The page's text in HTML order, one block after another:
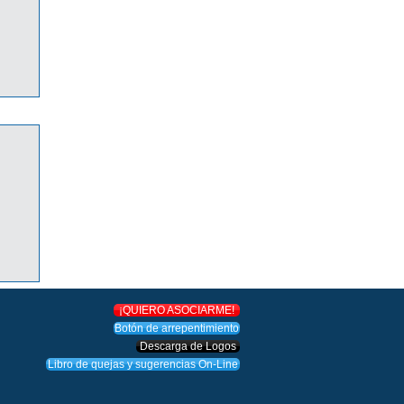
¡QUIERO ASOCIARME!
Botón de arrepentimiento
Descarga de Logos
Libro de quejas y sugerencias On-Line